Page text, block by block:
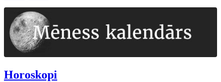
Horoskopi